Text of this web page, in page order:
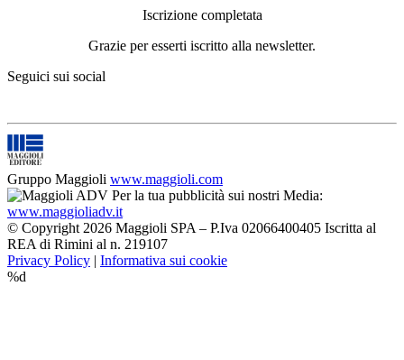
Iscrizione completata
Grazie per esserti iscritto alla newsletter.
Seguici sui social
Gruppo Maggioli www.maggioli.com
Per la tua pubblicità sui nostri Media:
www.maggioliadv.it
© Copyright 2026 Maggioli SPA – P.Iva 02066400405 Iscritta al
REA di Rimini al n. 219107
Privacy Policy | Informativa sui cookie
%d